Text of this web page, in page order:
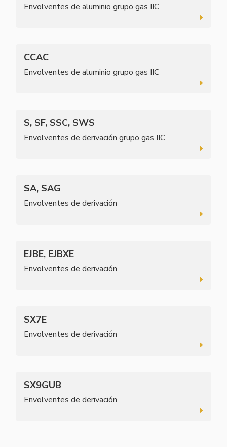
Envolventes de aluminio grupo gas IIC
CCAC
Envolventes de aluminio grupo gas IIC
S, SF, SSC, SWS
Envolventes de derivación grupo gas IIC
SA, SAG
Envolventes de derivación
EJBE, EJBXE
Envolventes de derivación
SX7E
Envolventes de derivación
SX9GUB
Envolventes de derivación